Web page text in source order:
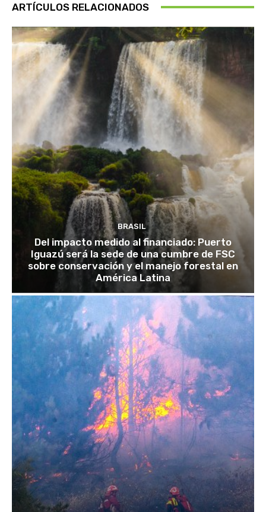
ARTÍCULOS RELACIONADOS
BRASIL
Del impacto medido al financiado: Puerto
Iguazú será la sede de una cumbre de FSC
sobre conservación y el manejo forestal en
América Latina